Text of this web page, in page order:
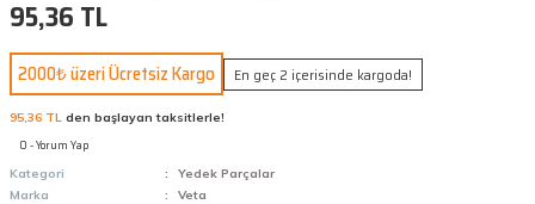
95,36 TL
2000₺ üzeri Ücretsiz Kargo En geç 2 içerisinde kargoda!
95,36 TL den başlayan taksitlerle!
0 - Yorum Yap
Kategori
Yedek Parçalar
Marka
Veta